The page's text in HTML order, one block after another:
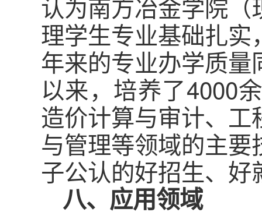
认为南方冶金学院
理学生专业基础扎
年来的专业办学质
以来，培养了4000
造价计算与审计、
与管理等领域的主
子公认的好招生、
八、应用领域